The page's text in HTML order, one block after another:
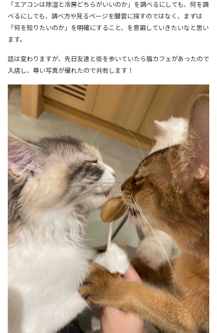
「エアコンは除湿と冷房どちらがいいのか」を調べるにしても、何を調
べるにしても、調べ方や見るページを闇雲に探すのではなく、まずは
「何を知りたいのか」を明確にすること、を意識していきたいなと思い
ます。
話は変わりますが、先日友達と街を歩いていたら猫カフェがあったので
入店し、尊い写真が撮れたので共有します！